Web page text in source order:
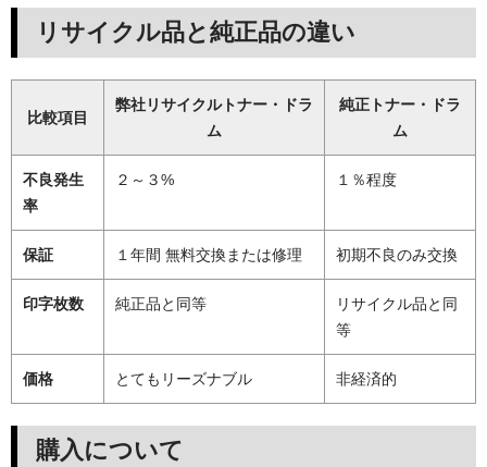
リサイクル品と純正品の違い
比較項目
弊社リサイクルトナー・ドラ
ム
純正トナー・ドラ
ム
不良発生
率
２～３% １％程度
保証 １年間 無料交換または修理 初期不良のみ交換
印字枚数 純正品と同等
リサイクル品と同
等
価格 とてもリーズナブル 非経済的
購入について